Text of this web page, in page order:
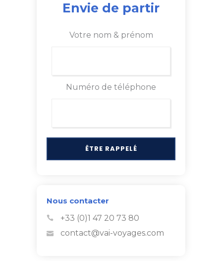
Envie de partir
Votre nom & prénom
Numéro de téléphone
Nous contacter
+33 (0)1 47 20 73 80
contact@vai-voyages.com